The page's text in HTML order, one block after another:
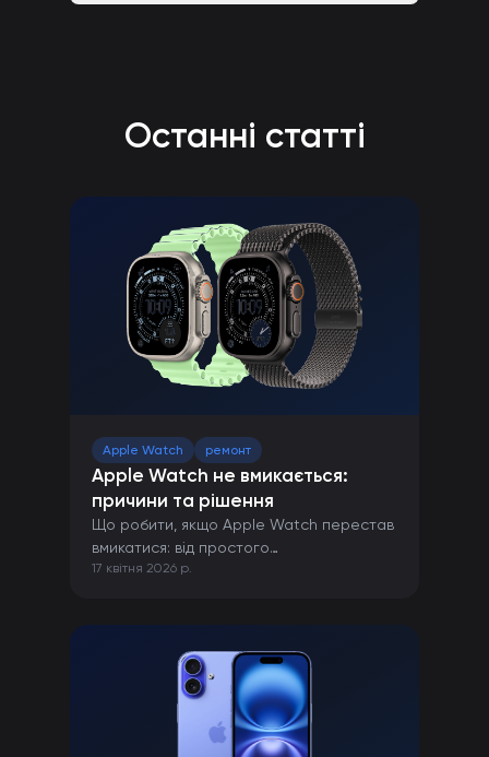
Останні статті
Apple Watch ремонт
Apple Watch не вмикається:
причини та рішення
Що робити, якщо Apple Watch перестав
вмикатися: від простого
перезавантаження до ремонту в сервісі.
17 квітня 2026 р.